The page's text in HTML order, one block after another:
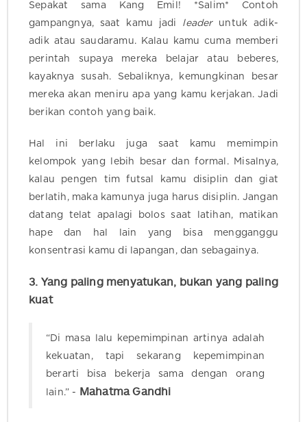
Sepakat sama Kang Emil! *Salim* Contoh
gampangnya, saat kamu jadi leaderuntuk adik-
adik atau saudaramu. Kalau kamu cuma memberi
perintah supaya mereka belajar atau beberes,
kayaknya susah. Sebaliknya, kemungkinan besar
mereka akan meniru apa yang kamu kerjakan. Jadi
berikan contoh yang baik.
Hal ini berlaku juga saat kamu memimpin
kelompok yang lebih besar dan formal. Misalnya,
kalau pengen tim futsal kamu disiplin dan giat
berlatih, maka kamunya juga harus disiplin. Jangan
datang telat apalagi bolos saat latihan, matikan
hape dan hal lain yang bisa mengganggu
konsentrasi kamu di lapangan, dan sebagainya.
3. Yang paling menyatukan, bukan yang paling
kuat
“Di masa lalu kepemimpinan artinya adalah
kekuatan, tapi sekarang kepemimpinan
berarti bisa bekerja sama dengan orang
lain.” - Mahatma Gandhi